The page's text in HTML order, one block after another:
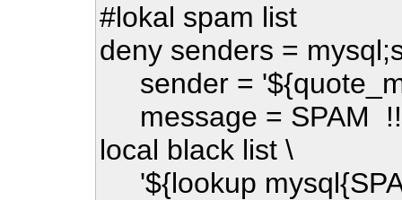
#lokal spam list
deny senders =
sender =
message = SPAM
local black list \
'${lookup